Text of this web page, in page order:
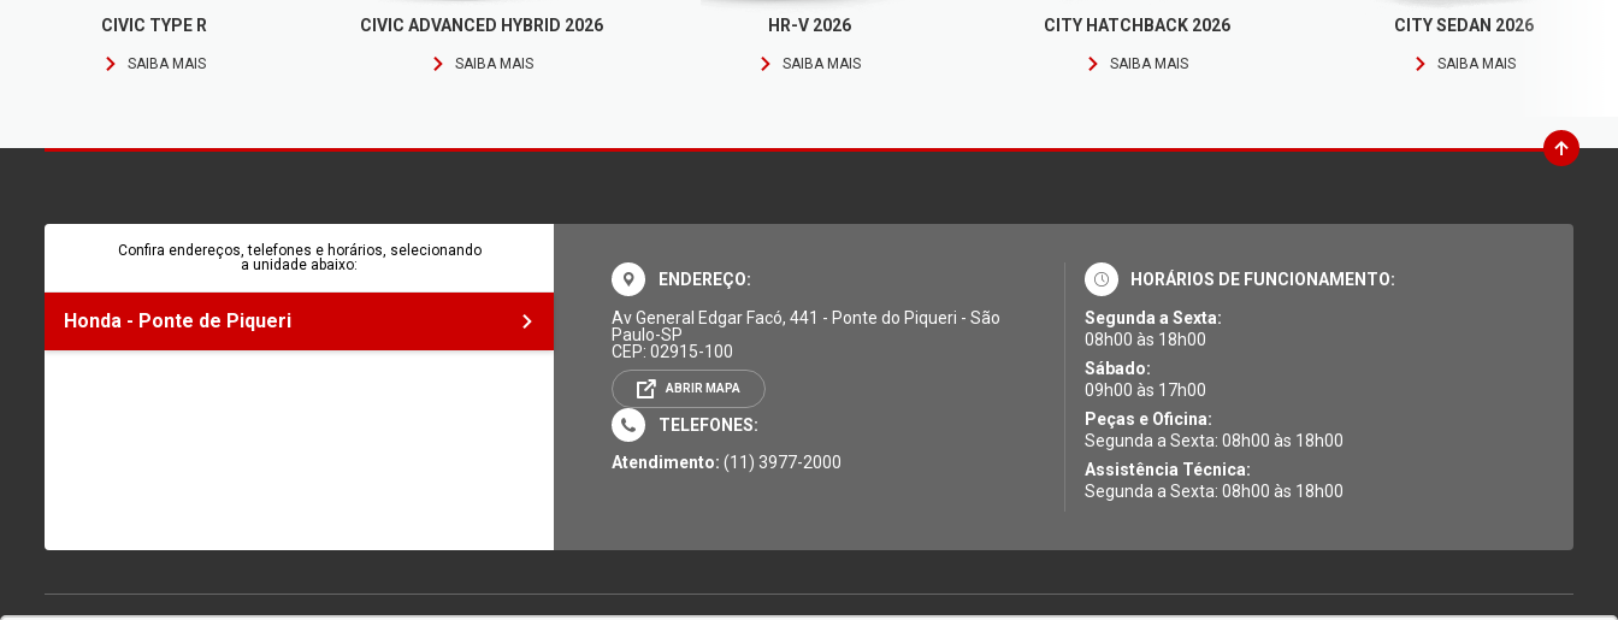
CIVIC TYPE R
SAIBA MAIS
CIVIC ADVANCED HYBRID 2026
SAIBA MAIS
HR-V 2026
SAIBA MAIS
CITY HATCHBACK 2026
SAIBA MAIS
CITY SEDAN 2026
SAIBA MAIS
Confira endereços, telefones e horários, selecionando
a unidade abaixo:
Honda - Ponte de Piqueri
ENDEREÇO:
Av General Edgar Facó, 441 - Ponte do Piqueri - São
Paulo-SP
CEP: 02915-100
ABRIR MAPA
TELEFONES:
Atendimento: (11) 3977-2000
HORÁRIOS DE FUNCIONAMENTO:
Segunda a Sexta:
08h00 às 18h00
Sábado:
09h00 às 17h00
Peças e Oficina:
Segunda a Sexta: 08h00 às 18h00
Assistência Técnica:
Segunda a Sexta: 08h00 às 18h00